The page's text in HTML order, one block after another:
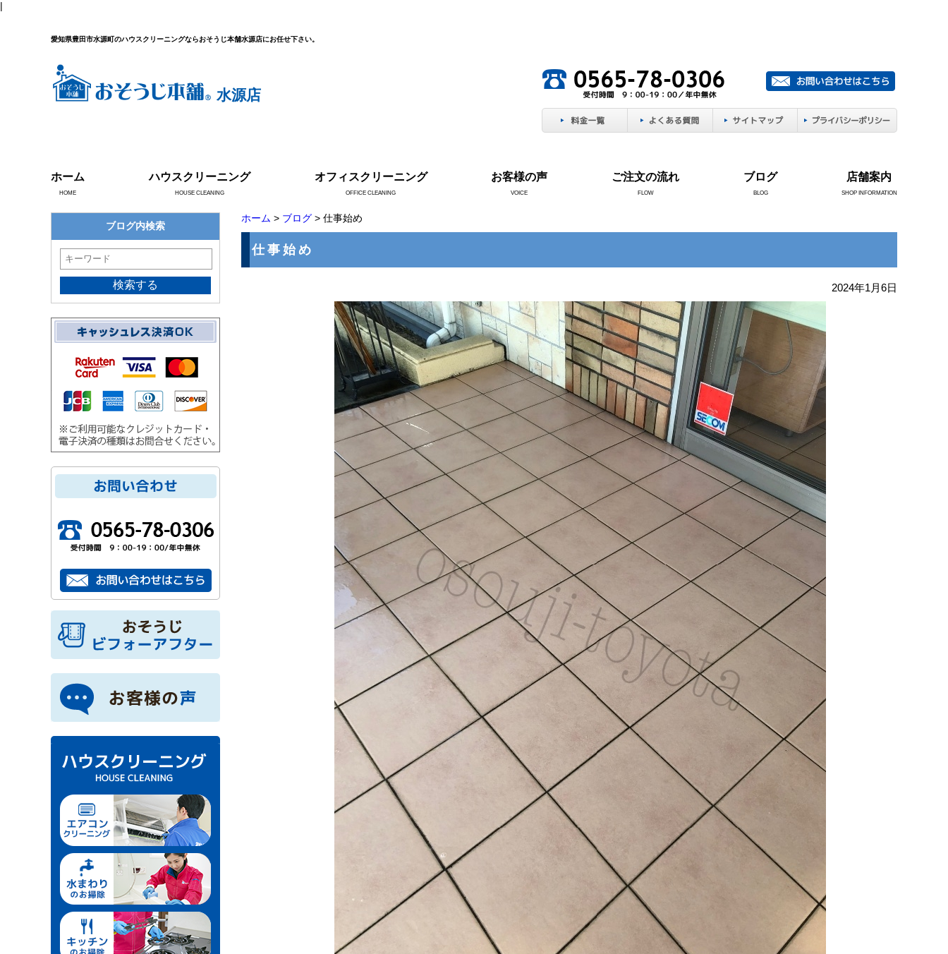
|
愛知県豊田市水源町のハウスクリーニングならおそうじ本舗水源店にお任せ下さい。
水源店
ホーム
HOME
ハウスクリーニング
HOUSE CLEANING
オフィスクリーニング
OFFICE CLEANING
お客様の声
VOICE
ご注文の流れ
FLOW
ブログ
BLOG
店舗案内
SHOP INFORMATION
ホーム > ブログ > 仕事始め
仕事始め
2024年1月6日
ブログ内検索